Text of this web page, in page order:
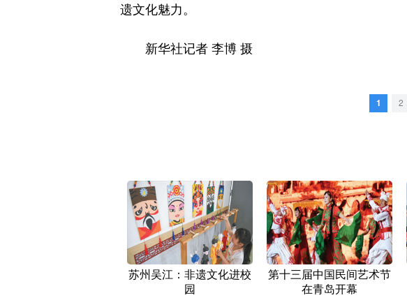
遗文化魅力。
新华社记者 李博 摄
1 2
苏州吴江：非遗文化进校
园
第十三届中国民间艺术节
在青岛开幕